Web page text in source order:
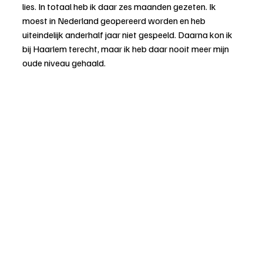
lies. In totaal heb ik daar zes maanden gezeten. Ik
moest in Nederland geopereerd worden en heb
uiteindelijk anderhalf jaar niet gespeeld. Daarna kon ik
bij Haarlem terecht, maar ik heb daar nooit meer mijn
oude niveau gehaald.